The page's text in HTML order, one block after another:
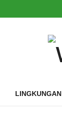
LINGKUNGAN